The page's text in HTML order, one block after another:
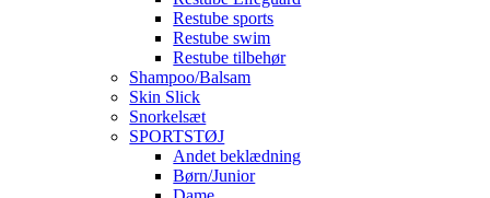
Restube sports
Restube swim
Restube tilbehør
Shampoo/Balsam
Skin Slick
Snorkelsæt
SPORTSTØJ
Andet beklædning
Børn/Junior